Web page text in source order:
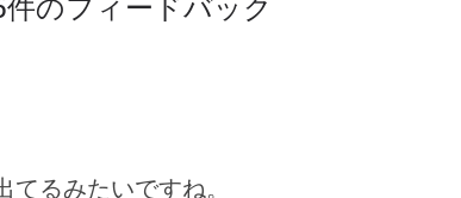
るみたいですね。